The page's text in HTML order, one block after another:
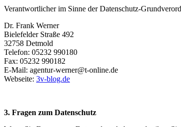
Verantwortlicher im Sinne der Datenschutz-
Dr. Frank Werner
Bielefelder Straße 492
32758 Detmold
Telefon: 05232 990180
Fax: 05232 990182
E-Mail: agentur-werner@t-online.de
Webseite: 3v-blog.de
3. Fragen zum Datenschutz